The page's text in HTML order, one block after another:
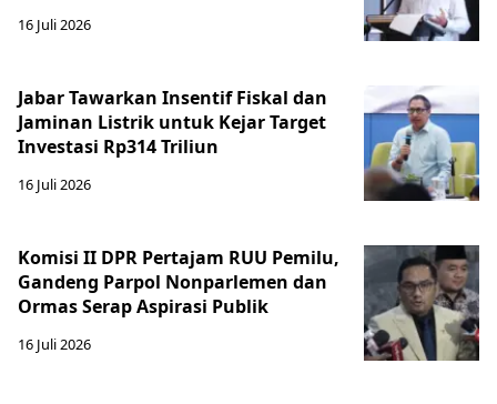
16 Juli 2026
Jabar Tawarkan Insentif Fiskal dan
Jaminan Listrik untuk Kejar Target
Investasi Rp314 Triliun
16 Juli 2026
Komisi II DPR Pertajam RUU Pemilu,
Gandeng Parpol Nonparlemen dan
Ormas Serap Aspirasi Publik
16 Juli 2026